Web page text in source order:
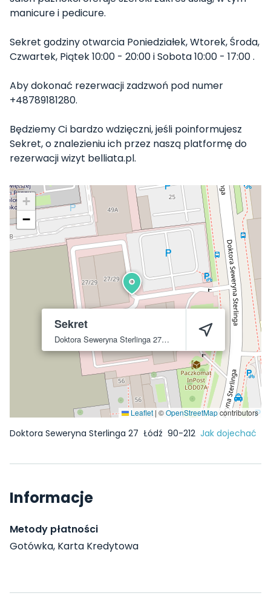
manicure i pedicure.
Sekret godziny otwarcia Poniedziałek, Wtorek, Środa,
Czwartek, Piątek 10:00 - 20:00 i Sobota 10:00 - 17:00 .
Aby dokonać rezerwacji zadzwoń pod numer
+48789181280.
Będziemy Ci bardzo wdzięczni, jeśli poinformujesz
Sekret, o znalezieniu ich przez naszą platformę do
rezerwacji wizyt belliata.pl.
Sekret
Doktora Seweryna Sterlinga 27Łódź 90-212
+
−
Leaflet | ©OpenStreetMapcontributors
Doktora Seweryna Sterlinga 27 Łódź 90-212 Jak dojechać
Informacje
Metody płatności
Gotówka, Karta Kredytowa